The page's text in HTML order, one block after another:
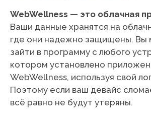
WebWellness — это облачная
Ваши данные хранятся на
где они надежно защищены. Вы
зайти в программу с любого
котором установлено
WebWellness, используя свой
Поэтому если ваш девайс
всё равно не будут утеряны.